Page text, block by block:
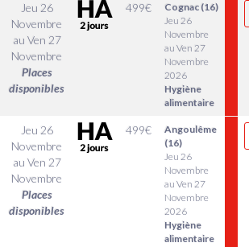
Jeu 26
Novembre
au Ven 27
Novembre
Places
disponibles
499€
Cognac (16)
Jeu 26
Novembre
au Ven 27
Novembre
2026
Hygiène
alimentaire
Jeu 26
Novembre
au Ven 27
Novembre
Places
disponibles
499€
Angoulême
(16)
Jeu 26
Novembre
au Ven 27
Novembre
2026
Hygiène
alimentaire